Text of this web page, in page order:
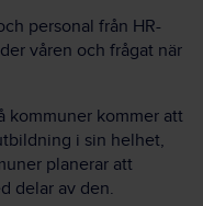
personal från HR-
våren och frågat när
kommuner kommer att
i sin helhet,
planerar att
delar av den.